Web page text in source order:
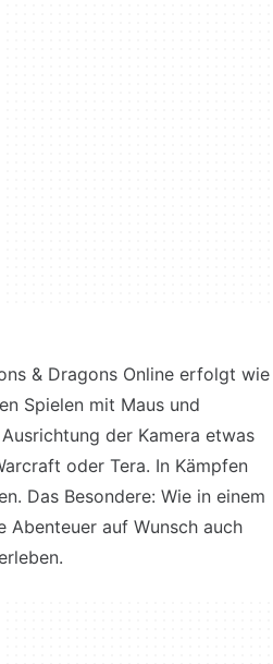
& Dragons Online erfolgt wie
Spielen mit Maus und
der Kamera etwas
oder Tera. In Kämpfen
Das Besondere: Wie in einem
Abenteuer auf Wunsch auch